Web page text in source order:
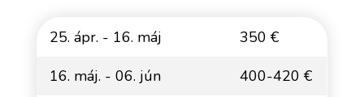
25. ápr. - 16. máj
350 €
16. máj. - 06. jún
400-420 €